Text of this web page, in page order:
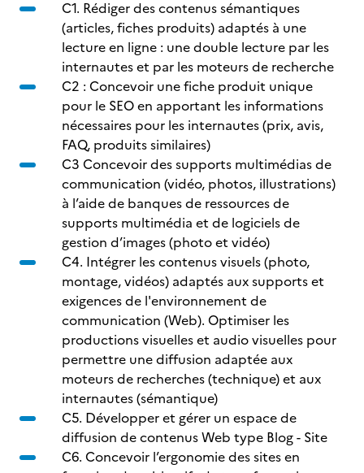
C1. Rédiger des contenus sémantiques
(articles, fiches produits) adaptés à une
lecture en ligne : une double lecture par les
internautes et par les moteurs de recherche
C2 : Concevoir une fiche produit unique
pour le SEO en apportant les informations
nécessaires pour les internautes (prix, avis,
FAQ, produits similaires)
C3 Concevoir des supports multimédias de
communication (vidéo, photos, illustrations)
à l’aide de banques de ressources de
supports multimédia et de logiciels de
gestion d’images (photo et vidéo)
C4. Intégrer les contenus visuels (photo,
montage, vidéos) adaptés aux supports et
exigences de l'environnement de
communication (Web). Optimiser les
productions visuelles et audio visuelles pour
permettre une diffusion adaptée aux
moteurs de recherches (technique) et aux
internautes (sémantique)
C5. Développer et gérer un espace de
diffusion de contenus Web type Blog - Site
C6. Concevoir l’ergonomie des sites en